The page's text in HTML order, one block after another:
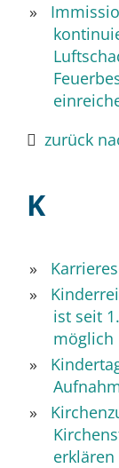
zurück
K
ist seit
möglich
erklären